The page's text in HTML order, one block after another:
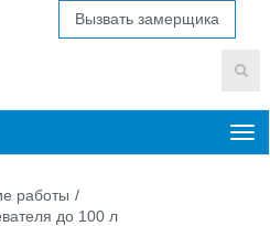
Вызвать замерщика
работы /
до 100 л